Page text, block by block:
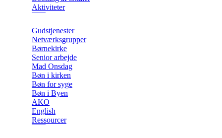
Aktiviteter
Gudstjenester
Netværksgrupper
Børnekirke
Senior arbejde
Mad Onsdag
Bøn i kirken
Bøn for syge
Bøn i Byen
AKO
English
Ressourcer